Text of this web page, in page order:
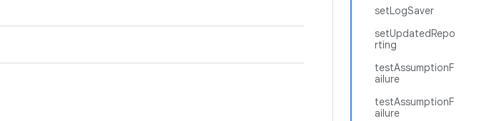
setLogSaver
setUpdatedRepo
rting
testAssumptionF
ailure
testAssumptionF
ailure